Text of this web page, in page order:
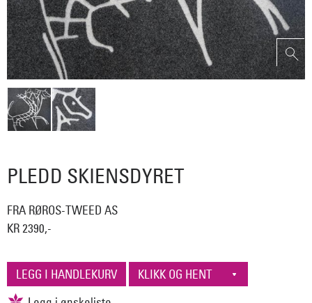
PLEDD SKIENSDYRET
FRA RØROS-TWEED AS
KR 2390,-